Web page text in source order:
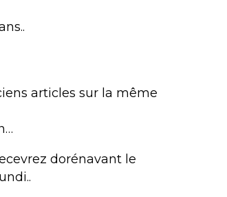
articles sur la même
dorénavant le